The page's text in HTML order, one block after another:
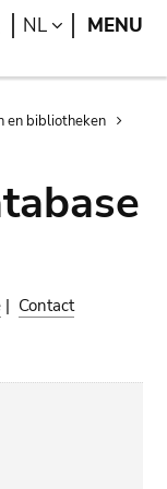
Search
NL LANGUAGE
MENU
en bibliotheken
| Contact